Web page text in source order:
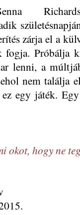
zárja el a
fogja. Próbálja
lenni, a
nem találja
egy játék.
okot, hogy ne